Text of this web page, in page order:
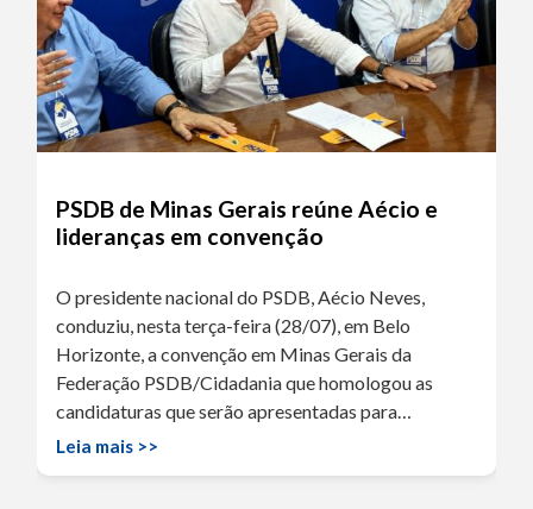
PSDB de Minas Gerais reúne Aécio e
lideranças em convenção
O presidente nacional do PSDB, Aécio Neves,
conduziu, nesta terça-feira (28/07), em Belo
Horizonte, a convenção em Minas Gerais da
Federação PSDB/Cidadania que homologou as
candidaturas que serão apresentadas para…
Leia mais >>